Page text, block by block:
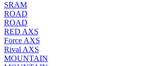
SRAM
ROAD
ROAD
RED AXS
Force AXS
Rival AXS
MOUNTAIN